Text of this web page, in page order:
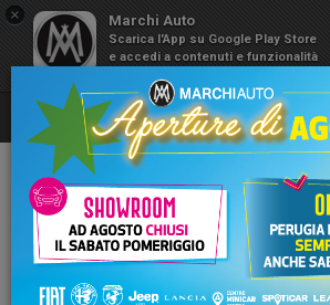
× Marchi Auto
Scarica l'App su Google Play Store
e accedi a contenuti e funzionalità